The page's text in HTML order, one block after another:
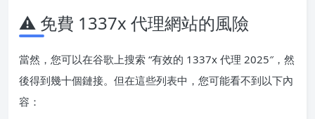
⚠️ 免費 1337x 代理網站的風險
當然，您可以在谷歌上搜索 “有效的 1337x 代理 2025″，然
後得到幾十個鏈接。但在這些列表中，您可能看不到以下內
容：